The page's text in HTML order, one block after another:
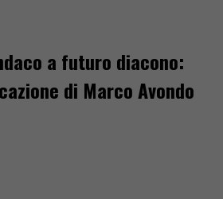
a futuro diacono:
di Marco Avondo